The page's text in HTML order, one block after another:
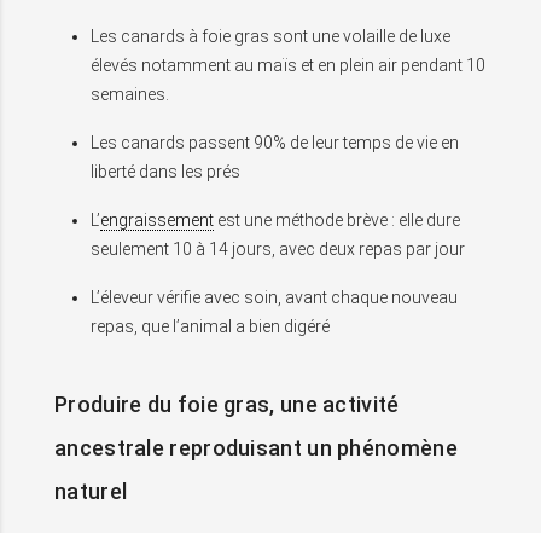
Les canards à foie gras sont une volaille de luxe
élevés notamment au maïs et en plein air pendant 10
semaines.
Les canards passent 90% de leur temps de vie en
liberté dans les prés
L’engraissement est une méthode brève : elle dure
seulement 10 à 14 jours, avec deux repas par jour
L’éleveur vérifie avec soin, avant chaque nouveau
repas, que l’animal a bien digéré
Produire du foie gras, une activité
ancestrale reproduisant un phénomène
naturel